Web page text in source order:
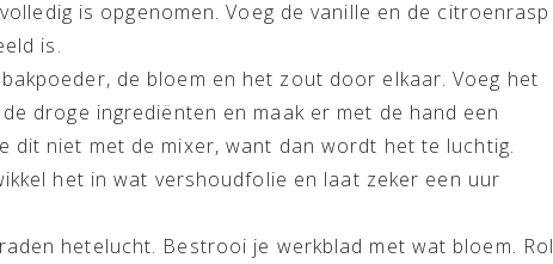
is opgenomen. Voeg de vanille en de citroenrasp
is.
de bloem en het zout door elkaar. Voeg het
droge ingrediënten en maak er met de hand een
dit niet met de mixer, want dan wordt het te luchtig.
het in wat vershoudfolie en laat zeker een uur
hetelucht. Bestrooi je werkblad met wat bloem. Rol